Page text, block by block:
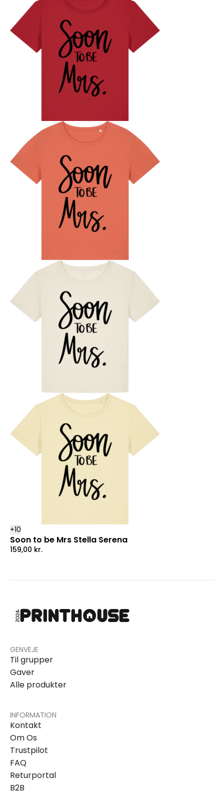
+10
Soon to be Mrs Stella Serena
159,00 kr.
GENVEJE
Til grupper
Gaver
Alle produkter
INFORMATION
Kontakt
Om Os
Trustpilot
FAQ
Returportal
B2B